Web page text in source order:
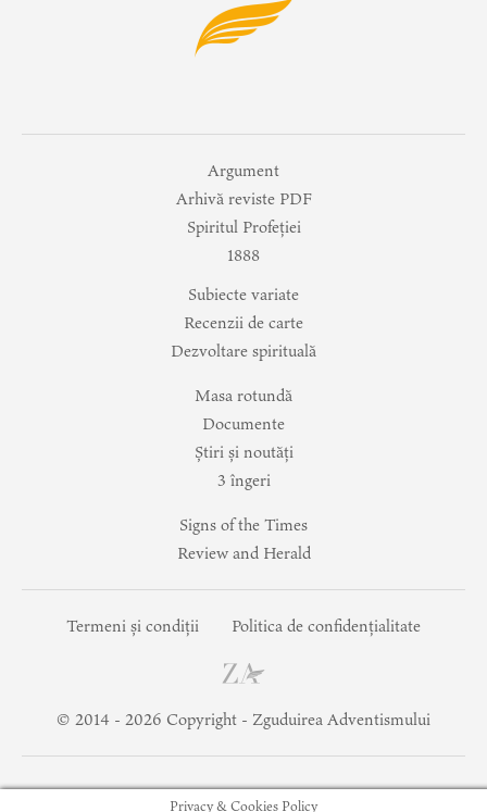
Argument
Arhivă reviste PDF
Spiritul Profeției
1888
Subiecte variate
Recenzii de carte
Dezvoltare spirituală
Masa rotundă
Documente
Știri și noutăți
3 îngeri
Signs of the Times
Review and Herald
© 2014 - 2026 Copyright - Zguduirea Adventismului
Termeni și condiții Politica de confidențialitate
Privacy & Cookies Policy